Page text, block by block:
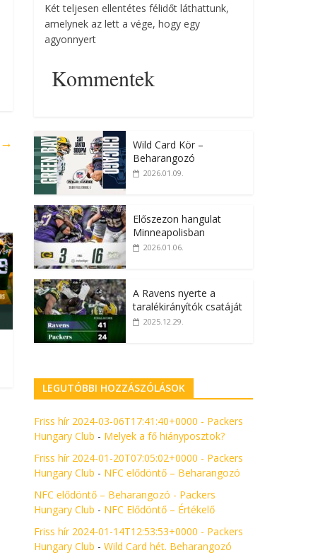
→
Két teljesen ellentétes félidőt láthattunk,
amelynek az lett a vége, hogy egy
agyonnyert
Kommentek
Wild Card Kör –
Beharangozó
2026.01.09.
Előszezon hangulat
Minneapolisban
2026.01.06.
A Ravens nyerte a
taralékirányítók csatáját
2025.12.29.
LEGUTÓBBI HOZZÁSZÓLÁSOK
Friss hír 2024-03-06T17:41:40+0000 - Packers
Hungary Club - Melyek a fő hiányposztok?
Friss hír 2024-01-20T07:05:02+0000 - Packers
Hungary Club - NFC elődöntő – Beharangozó
NFC elődöntő – Beharangozó - Packers
Hungary Club - NFC Elődöntő – Értékelő
Friss hír 2024-01-14T12:53:53+0000 - Packers
Hungary Club - Wild Card hét. Beharangozó